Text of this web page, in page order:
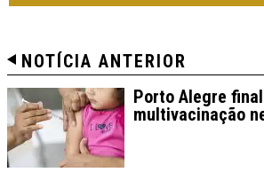
NOTÍCIA ANTERIOR
Porto Alegre
multivacinação